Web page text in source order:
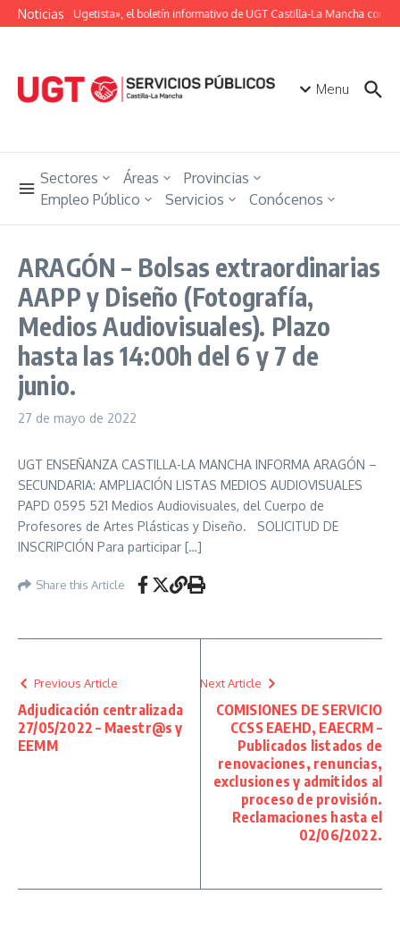
Saltar al contenido
Noticias
«Unión Ugetista», el boletín informativo de UGT Castilla-La Mancha con
Menu
Sectores Áreas
Provincias
Empleo Público
Servicios Conócenos
ARAGÓN – Bolsas extraordinarias
AAPP y Diseño (Fotografía,
Medios Audiovisuales). Plazo
hasta las 14:00h del 6 y 7 de
junio.
27 de mayo de 2022
UGT ENSEÑANZA CASTILLA-LA MANCHA INFORMA ARAGÓN –
SECUNDARIA: AMPLIACIÓN LISTAS MEDIOS AUDIOVISUALES
PAPD 0595 521 Medios Audiovisuales, del Cuerpo de
Profesores de Artes Plásticas y Diseño. SOLICITUD DE
INSCRIPCIÓN Para participar […]
Share this Article
Previous Article
Adjudicación centralizada
27/05/2022 – Maestr@s y
EEMM
Next Article
COMISIONES DE SERVICIO
CCSS EAEHD, EAECRM –
Publicados listados de
renovaciones, renuncias,
exclusiones y admitidos al
proceso de provisión.
Reclamaciones hasta el
02/06/2022.